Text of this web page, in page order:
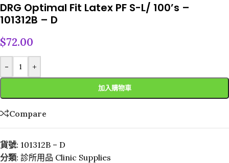
DRG Optimal Fit Latex PF S-L/ 100’s –
101312B – D
$72.00
- +
加入購物車
Compare
貨號: 101312B – D
分類: 診所用品 Clinic Supplies